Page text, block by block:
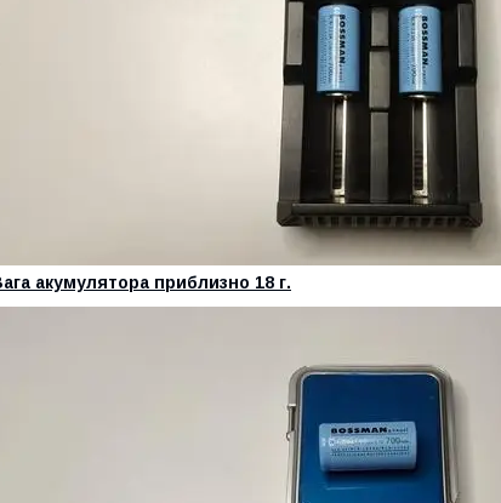
акумулятора приблизно 18 г.